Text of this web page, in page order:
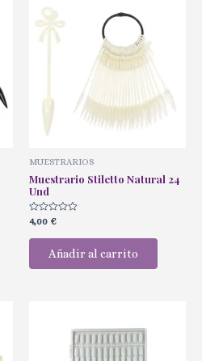
MUESTRARIOS
Muestrario Stiletto Natural 24
Und
Valorado
con
0
4,00 €
Añadir al carrito